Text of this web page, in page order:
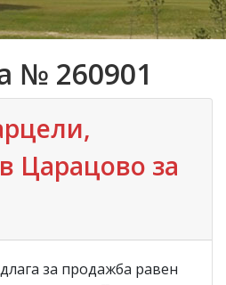
№ 260901
Царацово за
за продажба равен